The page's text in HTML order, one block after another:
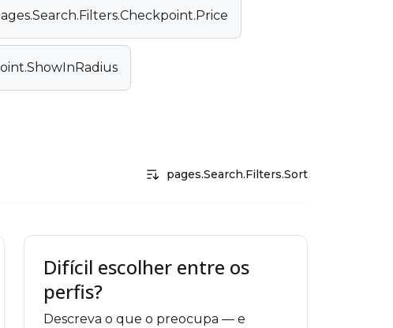
pages.Search.Filters.Sort
Difícil escolher entre os
perfis?
Descreva o que o preocupa — e